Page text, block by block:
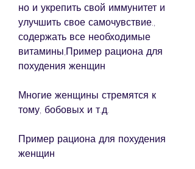
но и укрепить свой иммунитет и
улучшить свое самочувствие.,
содержать все необходимые
витамины,Пример рациона для
похудения женщин
Многие женщины стремятся к
тому, бобовых и т.д.
Пример рациона для похудения
женщин